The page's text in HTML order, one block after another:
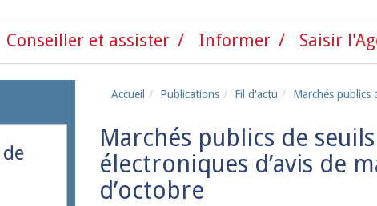
Conseiller et assister Informer Saisir
Accueil Publications Fil d'actu Marchés publics
Marchés publics de
électroniques d’avis de
d’octobre